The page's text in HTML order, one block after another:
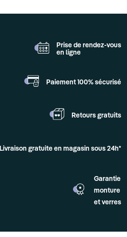
Prise de rendez-vous
en ligne
Paiement 100% sécurisé
Retours gratuits
Livraison gratuite en magasin sous 24h*
Garantie
monture
et verres